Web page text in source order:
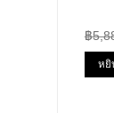
฿
หยิ